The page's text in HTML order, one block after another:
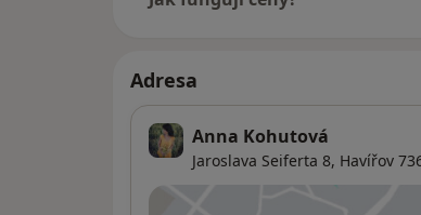
Adresa
Anna Kohutová
Jaroslava Seiferta 8, Havířov